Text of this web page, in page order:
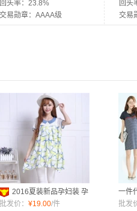
回头率：23.8%
交易勋章：AAAA级
回头
交易
2016夏装新品孕妇装 孕
妇雪纺上衣短袖大码女装夏
批发价： ¥19.00/件
一件
条纹
批发